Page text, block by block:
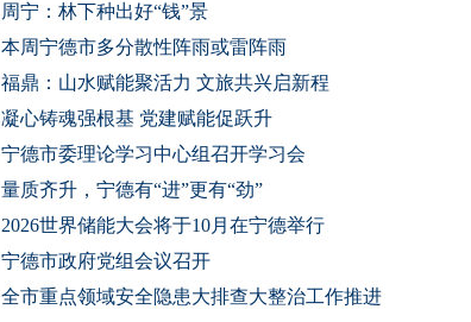
周宁：林下种出好“钱”景
本周宁德市多分散性阵雨或雷阵雨
福鼎：山水赋能聚活力 文旅共兴启新程
凝心铸魂强根基 党建赋能促跃升
宁德市委理论学习中心组召开学习会
量质齐升，宁德有“进”更有“劲”
2026世界储能大会将于10月在宁德举行
宁德市政府党组会议召开
全市重点领域安全隐患大排查大整治工作推进